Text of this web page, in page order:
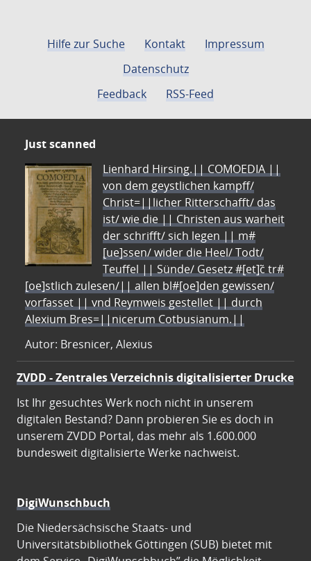
Hilfe zur Suche Kontakt
Impressum
Datenschutz
Feedback
RSS-Feed
Just scanned
Lienhard Hirsing.|| COMOEDIA ||
von dem geystlichen kampff/
Christ=||licher Ritterschafft/ das
ist/ wie die || Christen aus warheit
der schrifft/ sich legen || m#
[ue]ssen/ wider die Heel/ Todt/
Teuffel || Sünde/ Gesetz #[et]c̃ tr#
[oe]stlich zulesen/|| allen bl#[oe]den gewissen/
vorfasset || vnd Reymweis gestellet || durch
Alexium Bres=||nicerum Cotbusianum.||
Autor: Bresnicer, Alexius
ZVDD - Zentrales Verzeichnis digitalisierter Drucke
Ist Ihr gesuchtes Werk noch nicht in unserem
digitalen Bestand? Dann probieren Sie es doch in
unserem ZVDD Portal, das mehr als 1.600.000
bundesweit digitalisierte Werke nachweist.
DigiWunschbuch
Die Niedersächsische Staats- und
Universitätsbibliothek Göttingen (SUB) bietet mit